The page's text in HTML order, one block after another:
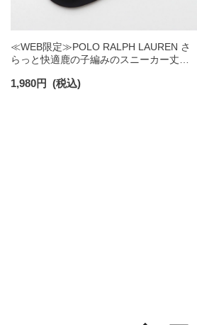
≪WEB限定≫POLO RALPH LAUREN さ
らっと快適鹿の子編みのスニーカー丈ソ
ズ レディース 92022800
1,980円 (税込)